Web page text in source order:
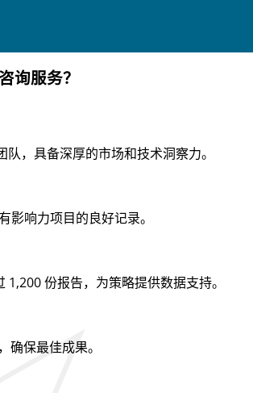
询服务？
队，具备深厚的市场和技术洞察力。
影响力项目的良好记录。
1,200份报告，为策略提供数据支持。
确保最佳成果。